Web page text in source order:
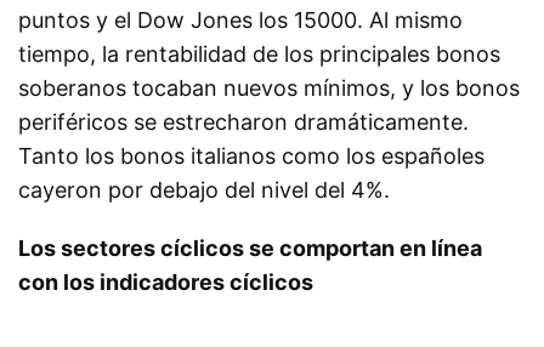
puntos y el Dow Jones los 15000. Al mismo
tiempo, la rentabilidad de los principales bonos
soberanos tocaban nuevos mínimos, y los bonos
periféricos se estrecharon dramáticamente.
Tanto los bonos italianos como los españoles
cayeron por debajo del nivel del 4%.
Los sectores cíclicos se comportan en línea
con los indicadores cíclicos